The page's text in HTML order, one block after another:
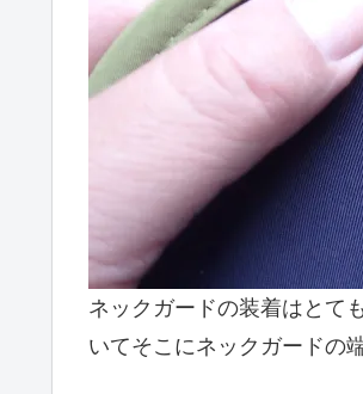
ネックガードの装着はとて
いてそこにネックガードの